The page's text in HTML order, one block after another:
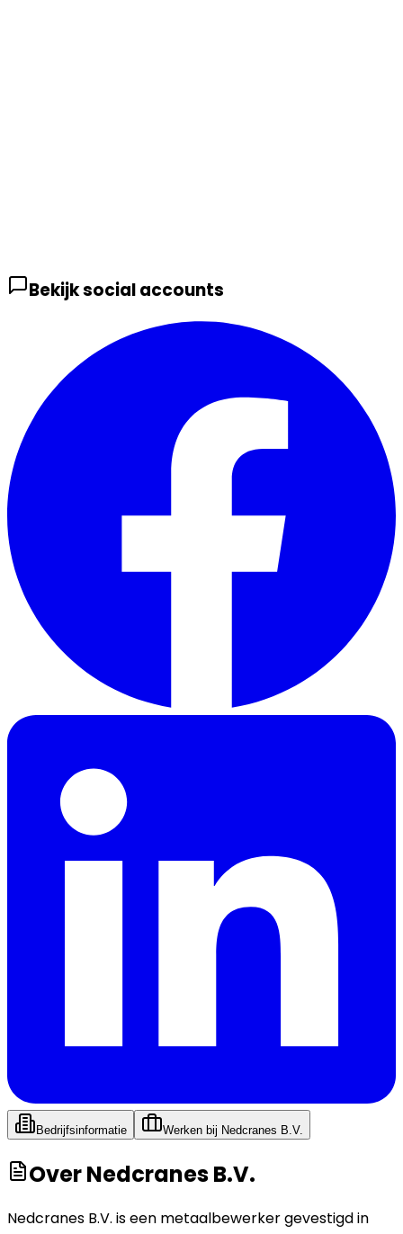
Bekijk social accounts
Bedrijfsinformatie Werken bij Nedcranes B.V.
OverNedcranes B.V.
Nedcranes B.V. is een metaalbewerker gevestigd in